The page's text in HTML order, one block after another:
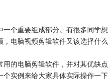
个重要组成部分。有很多同学想
电脑视频剪辑软件又该选择什么
的电脑剪辑软件，并对其优缺点
实例来给大家具体实际操作一下